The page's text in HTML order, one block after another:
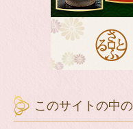
このサイトの中